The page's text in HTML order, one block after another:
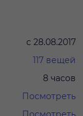
с 28.08.2017
117 вещей
8 часов
Посмотреть